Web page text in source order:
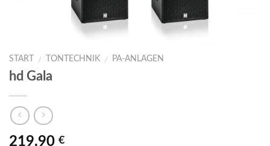
START / TONTECHNIK / PA-ANLAGEN
hd Gala
219,90 €